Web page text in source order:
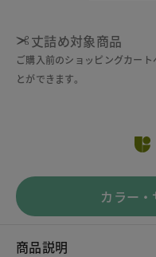
丈詰め対象商品
ご購入前のショッピングカー
とができます。
カラー
商品説明